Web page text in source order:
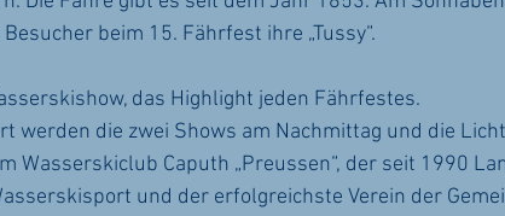
beim 15. Fährfest ihre „Tussy“.
das Highlight jeden Fährfestes.
werden die zwei Shows am Nachmittag und die
Wasserskiclub Caputh „Preussen“, der seit 1990
und der erfolgreichste Verein der